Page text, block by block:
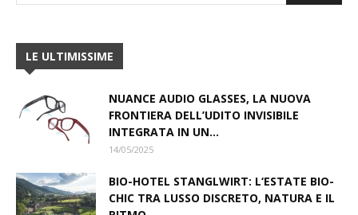
LE ULTIMISSIME
NUANCE AUDIO GLASSES, LA NUOVA
FRONTIERA DELL’UDITO INVISIBILE
INTEGRATA IN UN...
14/05/2025
BIO-HOTEL STANGLWIRT: L‘ESTATE BIO-
CHIC TRA LUSSO DISCRETO, NATURA E IL